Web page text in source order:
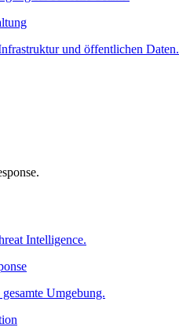
und öffentlichen Daten.
Intelligence.
Umgebung.